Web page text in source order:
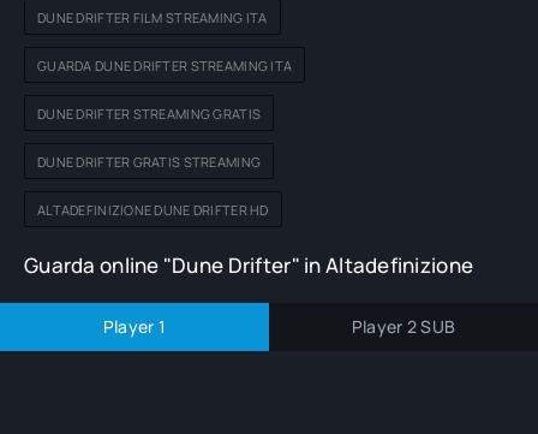
DUNE DRIFTER FILM STREAMING ITA
GUARDA DUNE DRIFTER STREAMING ITA
DUNE DRIFTER STREAMING GRATIS
DUNE DRIFTER GRATIS STREAMING
ALTADEFINIZIONE DUNE DRIFTER HD
Guarda online "Dune Drifter" in Altadefinizione
Player 1 Player 2 SUB